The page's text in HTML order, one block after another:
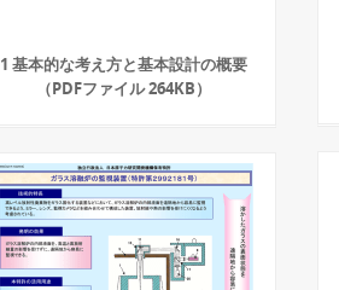
1 基本的な考え方と基本設計の概要
（PDFファイル 264KB）